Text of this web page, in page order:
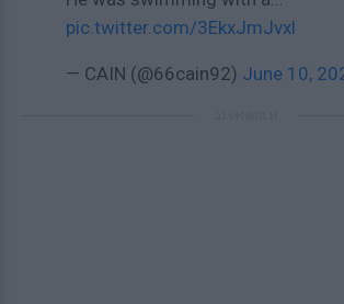
pic.twitter.com/3EkxJmJvxl
— CAIN (@66cain92) June 10,